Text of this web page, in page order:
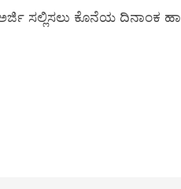
ಅರ್ಜಿ ಸಲ್ಲಿಸಲು ಕೊನೆಯ ದಿನಾಂಕ